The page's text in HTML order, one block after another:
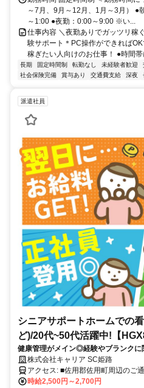
～7月、9月～12月、1月～3月） ●
～1:00 ●夜勤：0:00～9:00 ※い...
仕事内容 ＼夜勤ありでガッツリ稼
験サポート＊PC操作ができれば
稼ぎたい人向けのお仕事！ ●時間
長期 固定時間制 転勤なし 未経験者歓迎
社会保険完備
賞与あり 交通費支給 深夜
派遣社員
シニアサポートホームでの
ど)/20代~50代活躍中!【
健康管理がメイン◎経験やブランクに
株式会社キャリア SC姫路
アクセス: ■佐用郡佐用町周辺のご通勤となります。 ＊交通費全額支
給 ＊車通勤・バイク通勤OK（ガソ
時給2,500円～2,700円